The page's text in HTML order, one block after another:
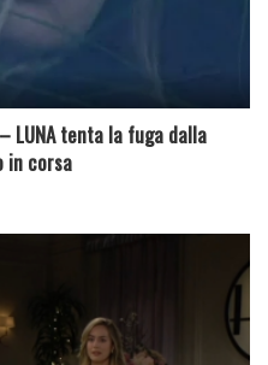
– LUNA tenta la fuga dalla
in corsa